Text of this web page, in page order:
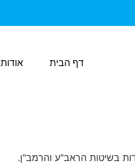
דף הבית אודות
בשיטות הראב"ע והרמב"ן.